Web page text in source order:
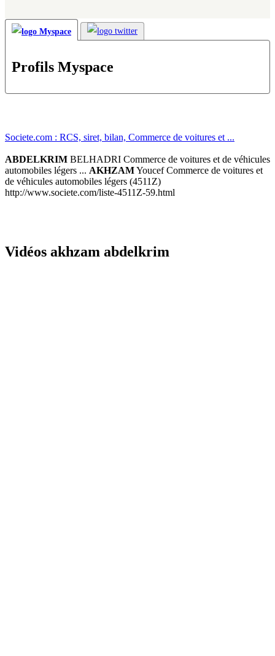
Profils Myspace
Societe.com : RCS, siret, bilan, Commerce de voitures et ...
ABDELKRIM BELHADRI Commerce de voitures et de véhicules
automobiles légers ... AKHZAMYoucef Commerce de voitures et
de véhicules automobiles légers (4511Z)
http://www.societe.com/liste-4511Z-59.html
Vidéos akhzam abdelkrim